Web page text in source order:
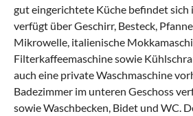
gut eingerichtete Küche befindet sich
verfügt über Geschirr, Besteck,
Mikrowelle, italienische
Filterkaffeemaschine sowie
auch eine private Waschmaschine
Badezimmer im unteren Geschoss
sowie Waschbecken, Bidet und WC.